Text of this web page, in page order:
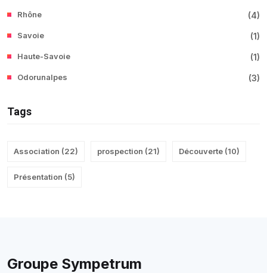
Rhône (4)
Savoie (1)
Haute-Savoie (1)
Odorunalpes (3)
Tags
Association (22) prospection (21) Découverte (10)
Présentation (5)
Groupe Sympetrum